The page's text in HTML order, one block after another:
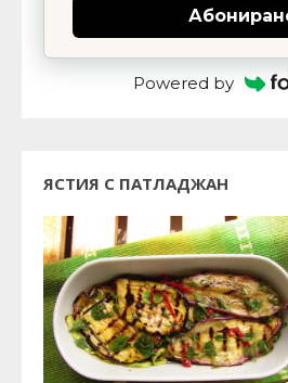
Powered by
ЯСТИЯ С ПАТЛАДЖАН